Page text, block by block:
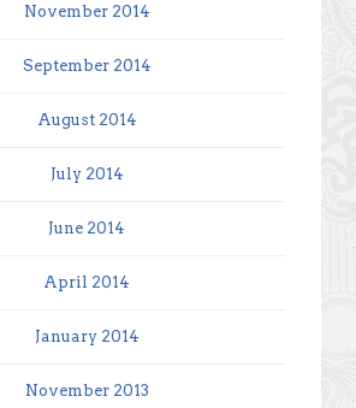
November 2014
September 2014
August 2014
July 2014
June 2014
April 2014
January 2014
November 2013